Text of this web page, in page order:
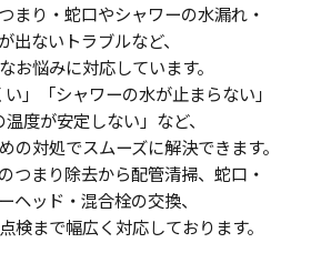
まり・蛇口やシャワーの水漏れ・
出ないトラブルなど、
お悩みに対応しています。
い」「シャワーの水が止まらない」
温度が安定しない」など、
の対処でスムーズに解決できます。
つまり除去から配管清掃、蛇口・
ヘッド・混合栓の交換、
検まで幅広く対応しております。